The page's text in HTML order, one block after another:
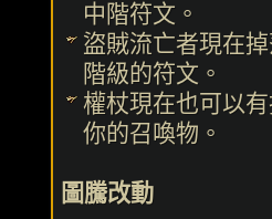
中階符文。
盜賊流亡者現在
階級的符文。
權杖現在也可以
你的召喚物。
圖騰改動